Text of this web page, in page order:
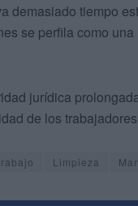
demasiado tiempo
se perfila como
jurídica
de los
Limpieza